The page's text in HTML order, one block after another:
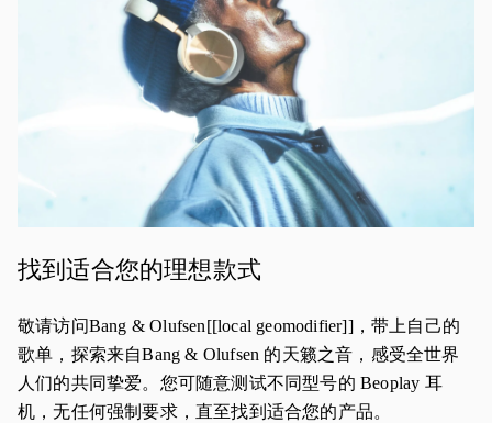
找到适合您的理想款式
敬请访问Bang & Olufsen[[local geomodifier]]，带上自己的
歌单，探索来自Bang & Olufsen 的天籁之音，感受全世界
人们的共同挚爱。您可随意测试不同型号的 Beoplay 耳
机，无任何强制要求，直至找到适合您的产品。